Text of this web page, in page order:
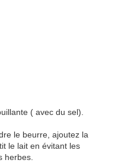
( avec du sel).
le beurre, ajoutez la
le lait en évitant les
herbes.